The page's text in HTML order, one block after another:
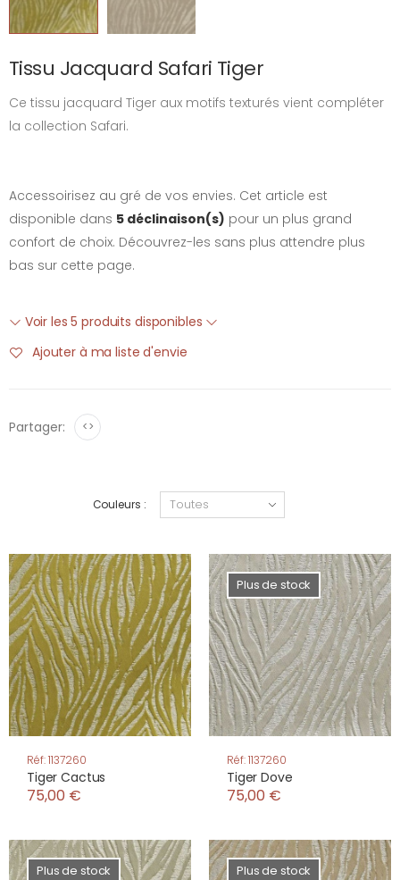
Tissu Jacquard Safari Tiger
Ce tissu jacquard Tiger aux motifs texturés vient compléter
la collection Safari.
Accessoirisez au gré de vos envies. Cet article est
disponible dans 5 déclinaison(s) pour un plus grand
confort de choix. Découvrez-les sans plus attendre plus
bas sur cette page.
Voir les 5 produits disponibles
Ajouter à ma liste d'envie
Partager: <>
Couleurs :
Réf: 1137260
Tiger Cactus
75,00 €
Plus de stock
Réf: 1137260
Tiger Dove
75,00 €
Plus de stock Plus de stock